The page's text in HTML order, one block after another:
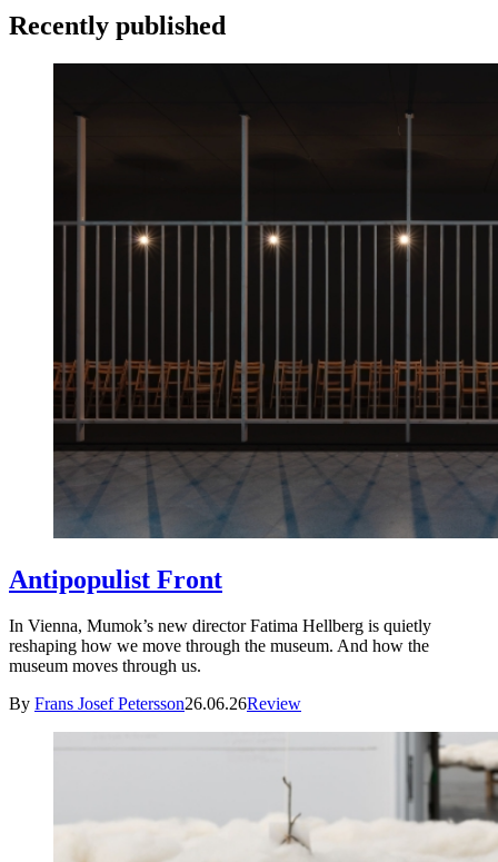
Recently published
Antipopulist Front
In Vienna, Mumok’s new director Fatima Hellberg is quietly
reshaping how we move through the museum. And how the
museum moves through us.
By Frans Josef Petersson26.06.26Review